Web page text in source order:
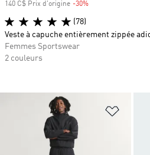
140 C$ Prix d'origine -30%
(78)
Veste à capuche entièrement zippée
Femmes Sportswear
2 couleurs